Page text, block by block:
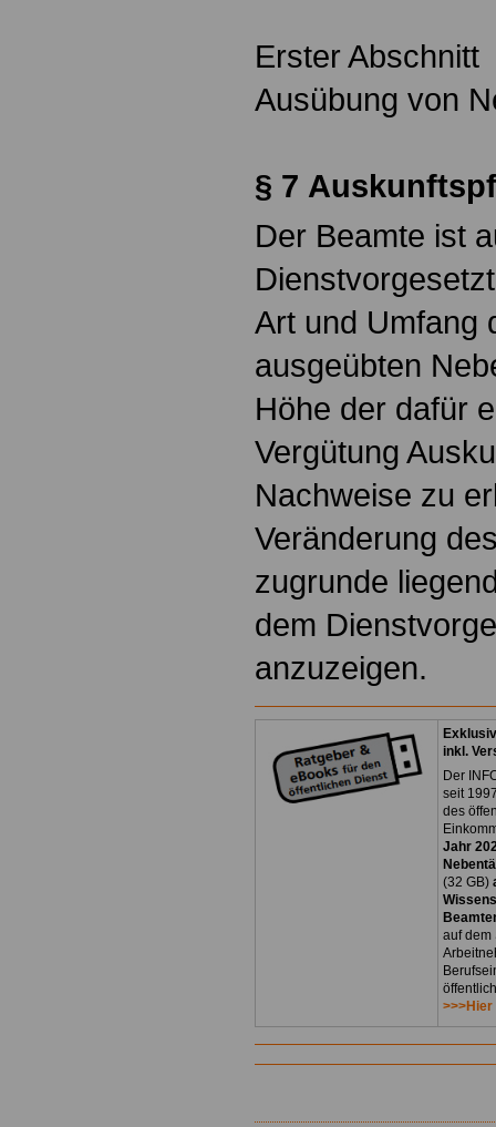
Erster Abschnitt
Ausübung von
§ 7
Der Beamte ist
Art und Umfang
ausgeübten
Höhe der dafür
Vergütung
Nachweise zu
Veränderung
zugrunde
dem
anzuzeigen.
inkl.
Der
seit
des
Jahr
(32 GB)
auf dem